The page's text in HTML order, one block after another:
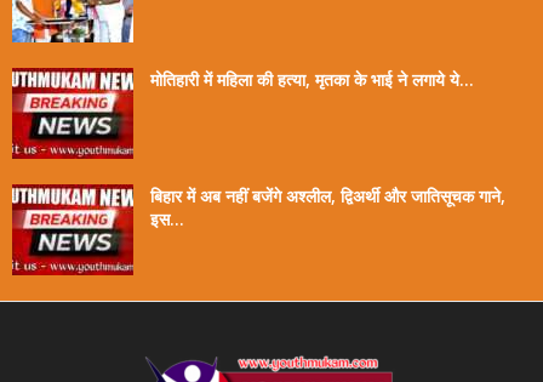
मोतिहारी में महिला की हत्या, मृतका के भाई ने लगाये ये...
बिहार में अब नहीं बजेंगे अश्लील, द्विअर्थी और जातिसूचक गाने,
इस...